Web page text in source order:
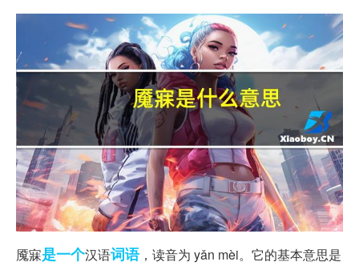
魇寐是一个汉语词语，读音为 yǎn mèi。它的基本意思是